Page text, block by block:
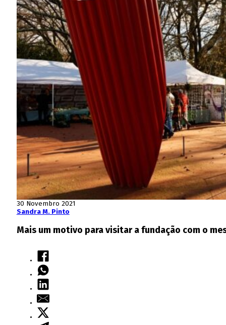
30 Novembro 2021
Sandra M. Pinto
Mais um motivo para visitar a fundação com o